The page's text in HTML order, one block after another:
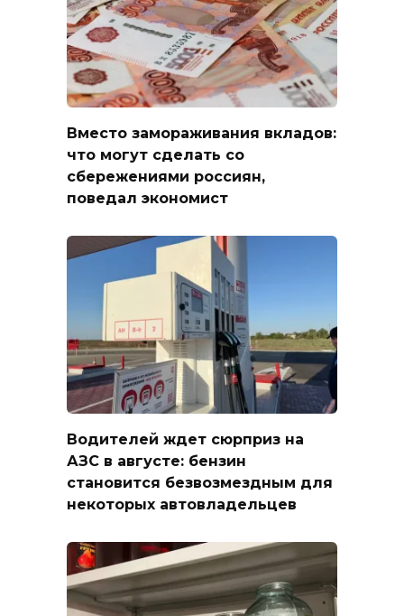
Вместо замораживания вкладов:
что могут сделать со
сбережениями россиян,
поведал экономист
Водителей ждет сюрприз на
АЗС в августе: бензин
становится безвозмездным для
некоторых автовладельцев